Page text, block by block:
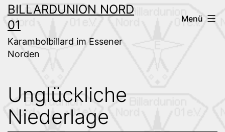
Zum
Inhalt
springen
BILLARDUNION NORD
01
Karambolbillard im Essener
Norden
Menü
Unglückliche
Niederlage